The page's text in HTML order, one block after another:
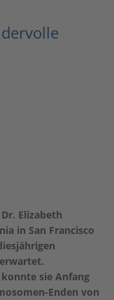
Elizabeth
in San Francisco
sie Anfang
Enden von